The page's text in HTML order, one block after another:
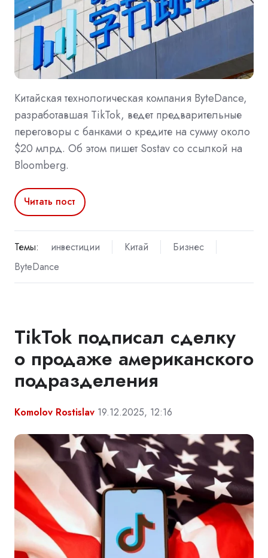
Китайская технологическая компания ByteDance,
разработавшая TikTok, ведет предварительные
переговоры с банками о кредите на сумму около
$20 млрд. Об этом пишет Sostav со ссылкой на
Bloomberg.
Читать пост
Темы: инвестиции Китай
Бизнес
ByteDance
TikTok подписал сделку
о продаже американского
подразделения
Komolov Rostislav 19.12.2025, 12:16